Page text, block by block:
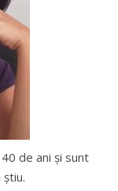
40 de ani şi sunt